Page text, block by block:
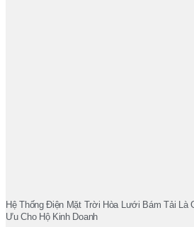
Hệ Thống Điện Mặt Trời Hòa Lưới Bám Tải Là
Ưu Cho Hộ Kinh Doanh